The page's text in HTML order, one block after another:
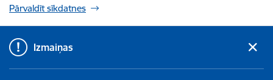
Pārvaldīt sīkdatnes
Izmaiņas